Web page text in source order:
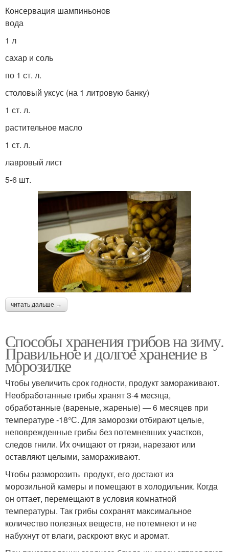
Консервация шампиньонов
вода
1 л
сахар и соль
по 1 ст. л.
столовый уксус (на 1 литровую банку)
1 ст. л.
растительное масло
1 ст. л.
лавровый лист
5-6 шт.
читать дальше →
Способы хранения грибов на зиму.
Правильное и долгое хранение в
морозилке
Чтобы увеличить срок годности, продукт замораживают.
Необработанные грибы хранят 3-4 месяца,
обработанные (вареные, жареные) — 6 месяцев при
температуре -18°С. Для заморозки отбирают целые,
неповрежденные грибы без потемневших участков,
следов гнили. Их очищают от грязи, нарезают или
оставляют целыми, замораживают.
Чтобы разморозить продукт, его достают из
морозильной камеры и помещают в холодильник. Когда
он оттает, перемещают в условия комнатной
температуры. Так грибы сохранят максимальное
количество полезных веществ, не потемнеют и не
набухнут от влаги, раскроют вкус и аромат.